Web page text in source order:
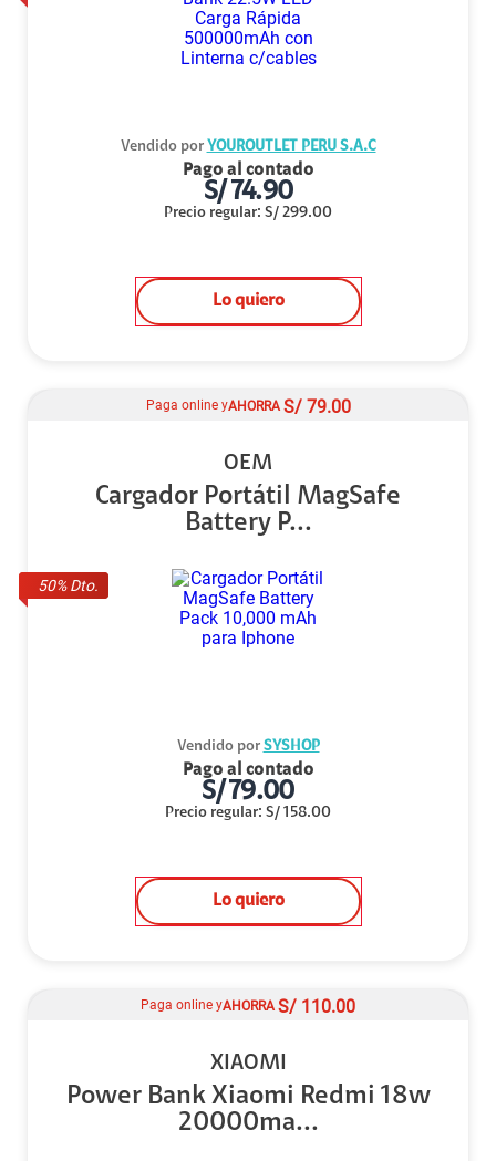
Vendido por YOUROUTLET PERU S.A.C
Pago al contado
S/74.90
Precio regular: S/ 299.00
Lo quiero
50% Dto.
Paga online yAHORRA S/ 79.00
OEM
Cargador Portátil MagSafe
Battery P...
Vendido por SYSHOP
Pago al contado
S/79.00
Precio regular: S/ 158.00
Lo quiero
Paga online yAHORRA S/ 110.00
XIAOMI
Power Bank Xiaomi Redmi 18w
20000ma...